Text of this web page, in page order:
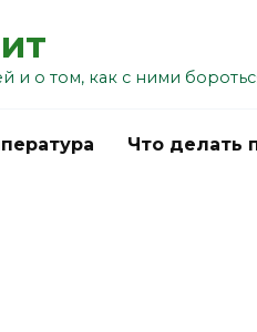
и о том, как с ними
Что делать